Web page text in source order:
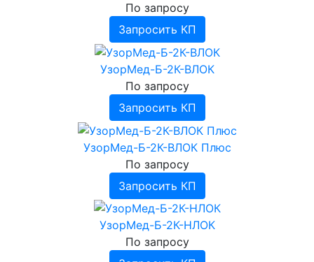
По запросу
Запросить КП
УзорМед-Б-2К-ВЛОК
По запросу
Запросить КП
УзорМед-Б-2К-ВЛОК Плюс
По запросу
Запросить КП
УзорМед-Б-2К-НЛОК
По запросу